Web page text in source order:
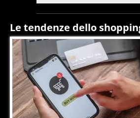
Le tendenze dello